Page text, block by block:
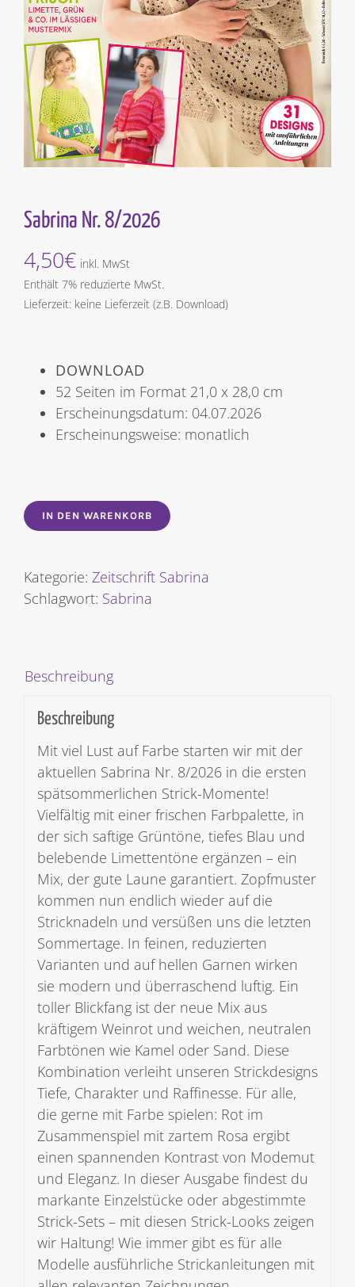
Sabrina Nr. 8/2026
4,50€ inkl. MwSt
Enthält 7% reduzierte MwSt.
Lieferzeit: keine Lieferzeit (z.B. Download)
DOWNLOAD
52 Seiten im Format 21,0 x 28,0 cm
Erscheinungsdatum: 04.07.2026
Erscheinungsweise: monatlich
IN DEN WARENKORB
Kategorie: Zeitschrift Sabrina
Schlagwort: Sabrina
Beschreibung
Beschreibung
Mit viel Lust auf Farbe starten wir mit der
aktuellen Sabrina Nr. 8/2026 in die ersten
spätsommerlichen Strick-Momente!
Vielfältig mit einer frischen Farbpalette, in
der sich saftige Grüntöne, tiefes Blau und
belebende Limettentöne ergänzen – ein
Mix, der gute Laune garantiert. Zopfmuster
kommen nun endlich wieder auf die
Stricknadeln und versüßen uns die letzten
Sommertage. In feinen, reduzierten
Varianten und auf hellen Garnen wirken
sie modern und überraschend luftig. Ein
toller Blickfang ist der neue Mix aus
kräftigem Weinrot und weichen, neutralen
Farbtönen wie Kamel oder Sand. Diese
Kombination verleiht unseren Strickdesigns
Tiefe, Charakter und Raffinesse. Für alle,
die gerne mit Farbe spielen: Rot im
Zusammenspiel mit zartem Rosa ergibt
einen spannenden Kontrast von Modemut
und Eleganz. In dieser Ausgabe findest du
markante Einzelstücke oder abgestimmte
Strick-Sets – mit diesen Strick-Looks zeigen
wir Haltung! Wie immer gibt es für alle
Modelle ausführliche Strickanleitungen mit